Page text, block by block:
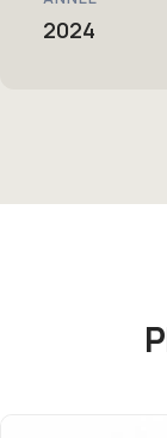
2024